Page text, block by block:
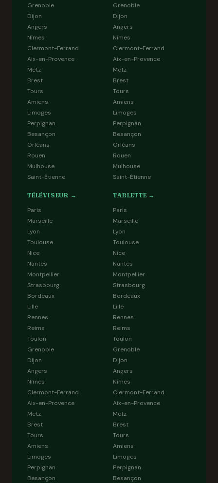
Grenoble
Dijon
Angers
Nîmes
Clermont-Ferrand
Aix-en-Provence
Metz
Brest
Tours
Amiens
Limoges
Perpignan
Besançon
Orléans
Rouen
Mulhouse
Saint-Étienne
Grenoble
Dijon
Angers
Nîmes
Clermont-Ferrand
Aix-en-Provence
Metz
Brest
Tours
Amiens
Limoges
Perpignan
Besançon
Orléans
Rouen
Mulhouse
Saint-Étienne
TÉLÉVISEUR →
Paris
Marseille
Lyon
Toulouse
Nice
Nantes
Montpellier
Strasbourg
Bordeaux
Lille
Rennes
Reims
Toulon
Grenoble
Dijon
Angers
Nîmes
Clermont-Ferrand
Aix-en-Provence
Metz
Brest
Tours
Amiens
Limoges
Perpignan
Besançon
TABLETTE →
Paris
Marseille
Lyon
Toulouse
Nice
Nantes
Montpellier
Strasbourg
Bordeaux
Lille
Rennes
Reims
Toulon
Grenoble
Dijon
Angers
Nîmes
Clermont-Ferrand
Aix-en-Provence
Metz
Brest
Tours
Amiens
Limoges
Perpignan
Besançon